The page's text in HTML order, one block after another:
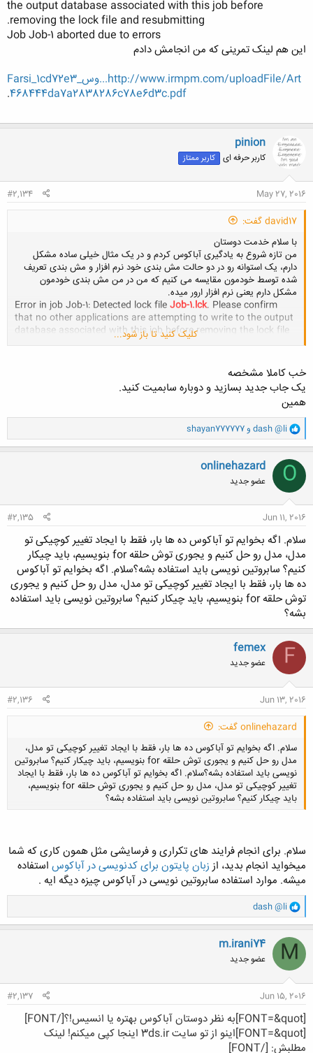
the output database associated with this job before
removing the lock file and resubmitting.
Job Job-1 aborted due to errors​
این هم لینک تمرینی که من انجامش دادم
http://www.irmpm.com/uploadFile/Art...وس_Farsi_1cd72e3
468444da7a2838286c78e6d3c.pdf
.
pinion
کاربر حرفه ای کاربر ممتاز
May 27, 2016
#2,134
david17 گفت:
با سلام خدمت دوستان
من تازه شروع به یادگیری آباکوس کردم و در یک مثال خیلی ساده مشکل
دارم، یک استوانه رو در دو حالت مش بندی خود نرم افزار و مش بندی تعریف
شده توسط خودمون مقایسه می کنیم که من در من مش بندی خودمون
مشکل دارم یعنی نرم افزار ارور میده.
Error in job Job-1: Detected lock fileJob-1.lck. Please confirm
that no other applications are attempting to write to the output
database associated with this job before removing the lock file
این هم لینک تمرینی که من انجامش دادم
44da7a2838286c78e6d3c.pdf
.
کلیک کنید تا باز شود...
خب کاملا مشخصه
یک جاب جدید بسازید و دوباره سابمیت کنید.
همین
و
ا
ک
ن
ش
ه
ا
dash @li و shayan777777
O
onlinehazard
عضو جدید
Jun 11, 2016
#2,135
سلام. اگه بخوایم تو آباکوس ده ها بار، فقط با ایجاد تغییر کوچیکی تو
مدل، مدل رو حل کنیم و یجوری توش حلقه for بنویسیم، باید چیکار
کنیم؟ سابروتین نویسی باید استفاده بشه؟سلام. اگه بخوایم تو آباکوس
ده ها بار، فقط با ایجاد تغییر کوچیکی تو مدل، مدل رو حل کنیم و یجوری
توش حلقه for بنویسیم، باید چیکار کنیم؟ سابروتین نویسی باید استفاده
بشه؟
F
femex
عضو جدید
Jun 13, 2016
#2,136
onlinehazard گفت:
سلام. اگه بخوایم تو آباکوس ده ها بار، فقط با ایجاد تغییر کوچیکی تو مدل،
مدل رو حل کنیم و یجوری توش حلقه for بنویسیم، باید چیکار کنیم؟ سابروتین
نویسی باید استفاده بشه؟سلام. اگه بخوایم تو آباکوس ده ها بار، فقط با ایجاد
تغییر کوچیکی تو مدل، مدل رو حل کنیم و یجوری توش حلقه for بنویسیم،
باید چیکار کنیم؟ سابروتین نویسی باید استفاده بشه؟
سلام. برای انجام فرایند های تکراری و فرسایشی مثل همون کاری که شما
میخواید انجام بدید، اززبان پایتون برای کدنویسی در آباکوس استفاده
میشه. موارد استفاده سابروتین نویسی در آباکوس چیزه دیگه ایه .
و
ا
ک
ن
ش
ه
ا
dash @li
M
m.irani74
عضو جدید
Jun 15, 2016
#2,137
[FONT=&quot]به نظر دوستان آباکوس بهتره یا انسیس!؟[/FONT]
[FONT=&quot]اینو از تو سایت 3ds.ir اینجا کپی میکنم! لینک
مطلبش: [/FONT]